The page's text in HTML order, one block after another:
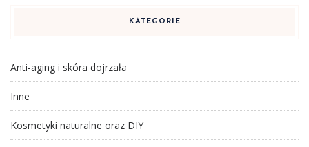
KATEGORIE
Anti-aging i skóra dojrzała
Inne
Kosmetyki naturalne oraz DIY